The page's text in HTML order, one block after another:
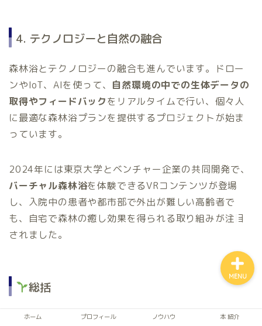
4. テクノロジーと自然の融合
森林浴とテクノロジーの融合も進んでいます。ドロー
ンやIoT、AIを使って、 自然環境の中での生体データの
取得やフィードバックをリアルタイムで行い、個々人
に最適な森林浴プランを提供するプロジェクトが始ま
っています。
2024年には東京大学とベンチャー企業の共同開発で、
バーチャル森林浴を体験できるVRコンテンツが登場
し、入院中の患者や都市部で外出が難しい高齢者で
も、自宅で森林の癒し効果を得られる取り組みが注目
されました。
総括
森林浴は、単なる自然散策ではなく、 現代人が抱える
ホーム プロフィール ノウハウ 本 紹介
MENU
自律神経
アルファネス